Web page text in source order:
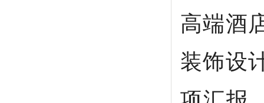
高端酒
装饰设